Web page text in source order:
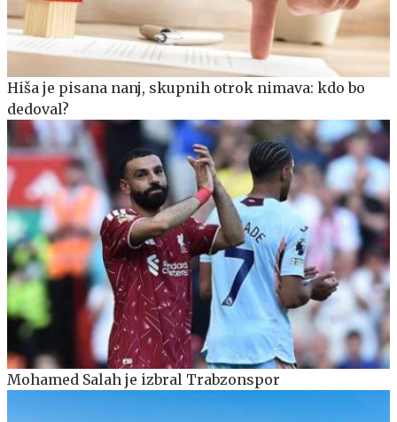
Hiša je pisana nanj, skupnih otrok nimava: kdo bo
dedoval?
Mohamed Salah je izbral Trabzonspor